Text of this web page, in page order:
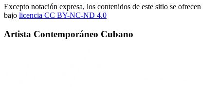
Excepto notación expresa, los contenidos de este sitio se ofrecen
bajo licencia CC BY-NC-ND 4.0
Artista Contemporáneo Cubano